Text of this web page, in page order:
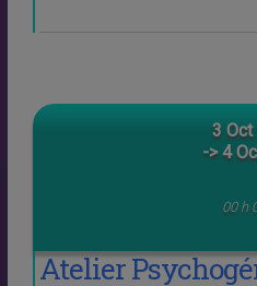
3 Oct
-> 4
00 h
Atelier